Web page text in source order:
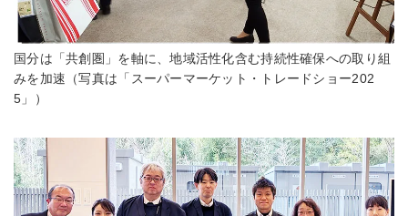
国分は「共創圏」を軸に、地域活性化含む持続性確保への取り組
みを加速（写真は「スーパーマーケット・トレードショー202
5」）